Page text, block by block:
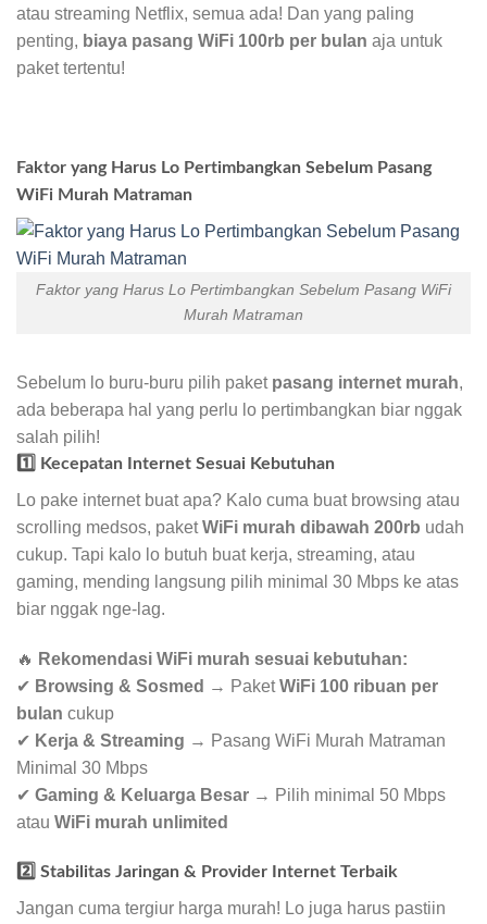
atau streaming Netflix, semua ada! Dan yang paling
penting, biaya pasang WiFi 100rb per bulan aja untuk
paket tertentu!
Faktor yang Harus Lo Pertimbangkan Sebelum Pasang
WiFi Murah Matraman
Faktor yang Harus Lo Pertimbangkan Sebelum Pasang WiFi
Murah Matraman
Sebelum lo buru-buru pilih paket pasang internet murah,
ada beberapa hal yang perlu lo pertimbangkan biar nggak
salah pilih!
1️⃣ Kecepatan Internet Sesuai Kebutuhan
Lo pake internet buat apa? Kalo cuma buat browsing atau
scrolling medsos, paketWiFi murah dibawah 200rb udah
cukup. Tapi kalo lo butuh buat kerja, streaming, atau
gaming, mending langsung pilih minimal 30 Mbps ke atas
biar nggak nge-lag.
🔥 Rekomendasi WiFi murah sesuai kebutuhan:
✔ Browsing & Sosmed → PaketWiFi 100 ribuan per
bulan cukup
✔ Kerja & Streaming → Pasang WiFi Murah Matraman
Minimal 30 Mbps
✔ Gaming & Keluarga Besar → Pilih minimal 50 Mbps
atau WiFi murah unlimited
2️⃣ Stabilitas Jaringan & Provider Internet Terbaik
Jangan cuma tergiur harga murah! Lo juga harus pastiin